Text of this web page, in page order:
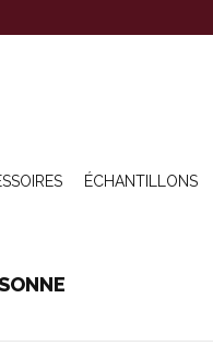
ÉCHANTILLONS